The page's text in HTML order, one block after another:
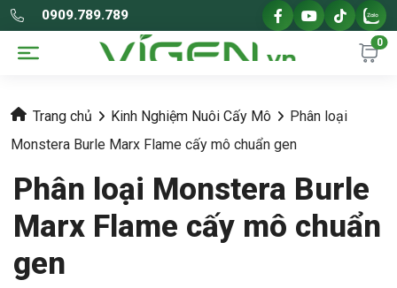
0909.789.789
0
Trang chủ Kinh Nghiệm Nuôi Cấy Mô
Phân loại
Monstera Burle Marx Flame cấy mô chuẩn gen
Phân loại Monstera Burle
Marx Flame cấy mô chuẩn
gen